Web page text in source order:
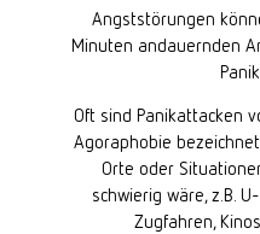
Angststörungen
Minuten andauernden
Oft sind Panikattacken
Agoraphobie
Orte oder
schwierig wäre, z.B.
Zugfahren,